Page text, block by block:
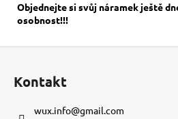
Objednejte si svůj náramek ještě
osobnost!!!
Kontakt
wux.info@gmail.com